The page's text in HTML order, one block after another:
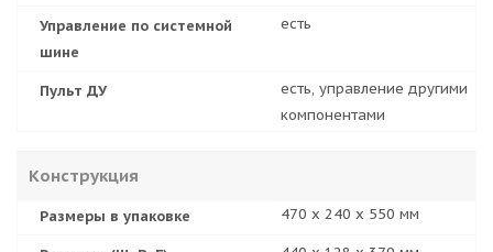
Управление по системной
шине
есть
Пульт ДУ
есть, управление другими
компонентами
Конструкция
Размеры в упаковке 470 х 240 х 550 мм